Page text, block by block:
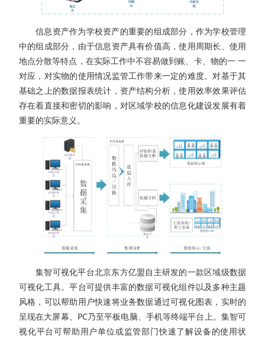
信息资产作为学校资产的重要的组成部分，作为学校管理
中的组成部分，由于信息资产具有价值高，使用周期长、使用
地点分散等特点，在实际工作中不容易做到账、卡、物的一 一
对应，对实物的使用情况监管工作带来一定的难度。对基于其
基础之上的数据报表统计，资产结构分析，使用效率效果评估
存在着直接和密切的影响，对区域学校的信息化建设发展有着
重要的实际意义。
集智可视化平台北京东方亿盟自主研发的一款区域级数据
可视化工具。平台可提供丰富的数据可视化组件以及多种主题
风格，可以帮助用户快速将业务数据通过可视化图表，实时的
呈现在大屏幕、PC乃至平板电脑、手机等终端平台上。集智可
视化平台可帮助用户单位或监管部门快速了解设备的使用状